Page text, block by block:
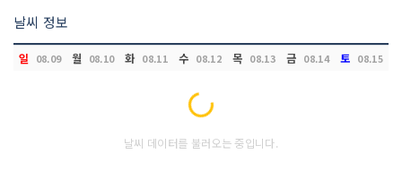
날씨 정보
일 08.09 월 08.10 화 08.11 수 08.12 목 08.13 금 08.14 토 08.15
Loading...
날씨 데이터를 불러오는 중입니다.